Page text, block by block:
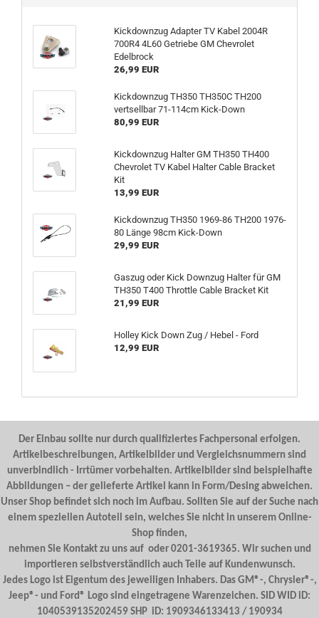
Kickdownzug Adapter TV Kabel 2004R
700R4 4L60 Getriebe GM Chevrolet
Edelbrock
26,99 EUR
Kickdownzug TH350 TH350C TH200
vertsellbar 71-114cm Kick-Down
80,99 EUR
Kickdownzug Halter GM TH350 TH400
Chevrolet TV Kabel Halter Cable Bracket
Kit
13,99 EUR
Kickdownzug TH350 1969-86 TH200 1976-
80 Länge 98cm Kick-Down
29,99 EUR
Gaszug oder Kick Downzug Halter für GM
TH350 T400 Throttle Cable Bracket Kit
21,99 EUR
Holley Kick Down Zug / Hebel - Ford
12,99 EUR
Der Einbau sollte nur durch qualifiziertes Fachpersonal erfolgen.
Artikelbeschreibungen, Artikelbilder und Vergleichsnummern sind
unverbindlich - Irrtümer vorbehalten. Artikelbilder sind beispielhafte
Abbildungen – der gelieferte Artikel kann in Form/Desing abweichen.
Unser Shop befindet sich noch im Aufbau. Sollten Sie auf der Suche nach
einem speziellen Autoteil sein, welches Sie nicht in unserem Online-
Shop finden,
nehmen Sie Kontakt zu uns auf oder 0201-3619365. Wir suchen und
importieren selbstverständlich auch Teile auf Kundenwunsch.
Jedes Logo ist Eigentum des jeweiligen Inhabers. Das GM®-, Chrysler®-,
Jeep®- und Ford® Logo sind eingetragene Warenzeichen. SID WID iD:
1040539135202459 SHP iD: 1909346133413 / 190934